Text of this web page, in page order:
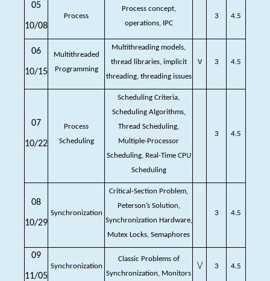
05
10/08
Process
Process concept,
operations, IPC
3 4.5
06
10/15
Multithreaded
Programming
Multithreading models,
thread libraries, implicit
threading, threading issues
V 3 4.5
07
10/22
Process
Scheduling
Scheduling Criteria,
Scheduling Algorithms,
Thread Scheduling,
Multiple-Processor
Scheduling, Real-Time CPU
Scheduling
3 4.5
08
10/29
Synchronization
Critical-Section Problem,
Peterson’s Solution,
Synchronization Hardware,
Mutex Locks, Semaphores
3 4.5
09
11/05
Synchronization
Classic Problems of
Synchronization, Monitors
V 3 4.5